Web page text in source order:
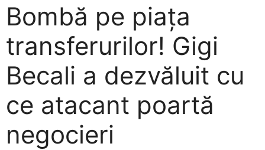
Bombă pe piața
transferurilor! Gigi
Becali a dezvăluit cu
ce atacant poartă
negocieri